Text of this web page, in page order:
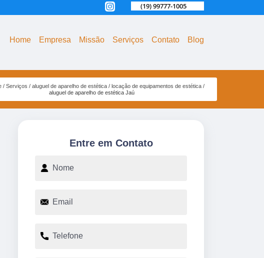
(19) 99777-1005
Home Empresa Missão Serviços Contato Blog
Serviços aluguel de aparelho de estética
locação de equipamentos de estética
aluguel de aparelho de estética Jaú
Entre em Contato